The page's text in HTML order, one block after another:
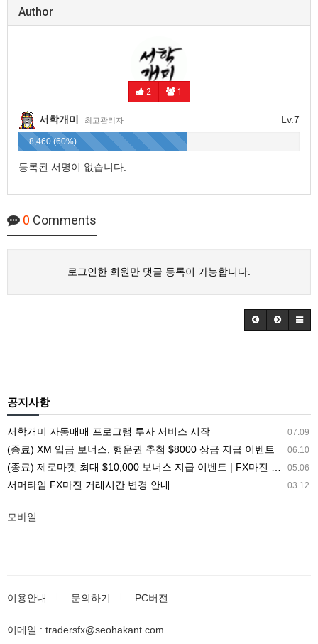
Author
2 1
Lv.7
서학개미 최고관리자
8,460 (60%)
등록된 서명이 없습니다.
0 Comments
로그인한 회원만 댓글 등록이 가능합니다.
공지사항
07.09
서학개미 자동매매 프로그램 투자 서비스 시작
06.10
(종료) XM 입금 보너스, 행운권 추첨 $8000 상금 지급 이벤트
05.06
(종료) 제로마켓 최대 $10,000 보너스 지급 이벤트 | FX마진 해외거래소 ZEROMARKETS
03.12
서머타임 FX마진 거래시간 변경 안내
모바일
이용안내 문의하기 PC버전
이메일 : tradersfx@seohakant.com